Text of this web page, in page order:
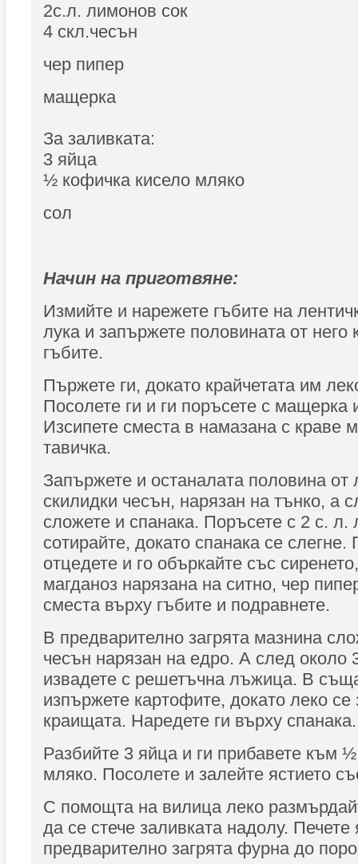
2с.л. лимонов сок
4 скл.чесън
чер пипер
мащерка
За заливката:
3 яйца
½ кофичка кисело мляко
сол
Начин на приготвяне:
Измийте и нарежете гъбите на
лука и запържете половината от него
гъбите.
Пържете ги, докато крайчетата им
Посолете ги и ги поръсете с мащерка
Изсипете сместа в намазана с краве
тавичка.
Запържете и останалата половина от
скилидки чесън, нарязан на тънко, а
сложете и спанака. Поръсете с 2 с. л.
сотирайте, докато спанака се слегне.
отцедете и го объркайте със
магданоз нарязана на ситно, чер
сместа върху гъбите и подравнете.
В предварително загрята мазнина
чесън нарязан на едро. А след около
извадете с решетъчна лъжица. В
изпържете картофите, докато леко се
краищата. Наредете ги върху спанака.
Разбийте 3 яйца и ги прибавете към
мляко. Посолете и залейте ястието
С помощта на вилица леко
да се стече заливката надолу. Печете
предварително загрята фурна до